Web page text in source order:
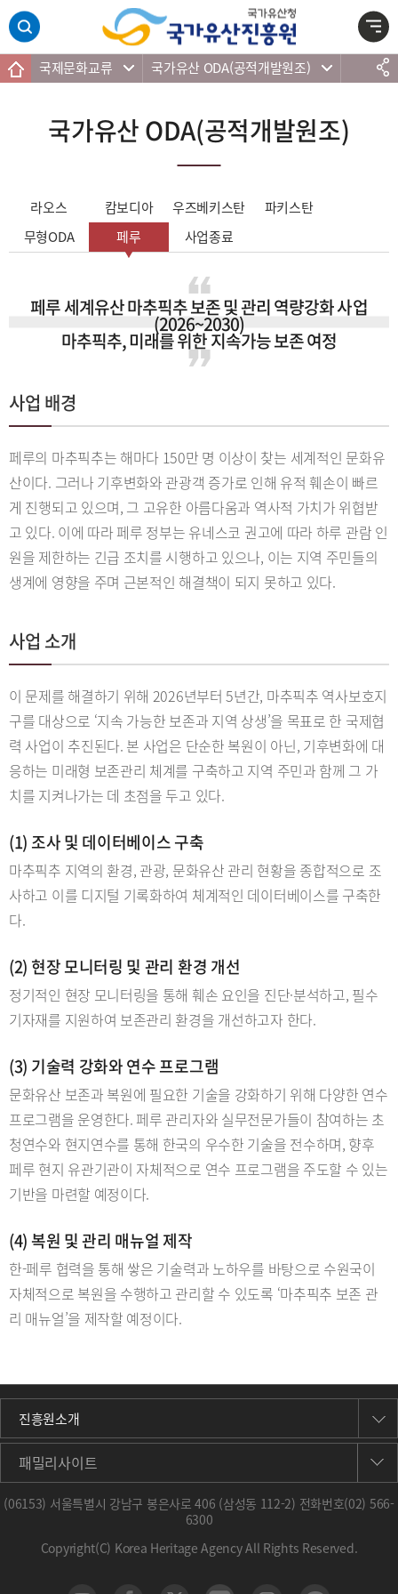
본문 바로가기
주메뉴 바로가기
하단 바로가기
국제문화교류 국가유산 ODA(공적개발원조)
국가유산 ODA(공적개발원조)
라오스 캄보디아 우즈베키스탄
파키스탄
무형ODA
페루 사업종료
페루 세계유산 마추픽추 보존 및 관리 역량강화 사업
(2026~2030)
마추픽추, 미래를 위한 지속가능 보존 여정
사업 배경
페루의 마추픽추는 해마다 150만 명 이상이 찾는 세계적인 문화유
산이다. 그러나 기후변화와 관광객 증가로 인해 유적 훼손이 빠르
게 진행되고 있으며, 그 고유한 아름다움과 역사적 가치가 위협받
고 있다. 이에 따라 페루 정부는 유네스코 권고에 따라 하루 관람 인
원을 제한하는 긴급 조치를 시행하고 있으나, 이는 지역 주민들의
생계에 영향을 주며 근본적인 해결책이 되지 못하고 있다.
사업 소개
이 문제를 해결하기 위해 2026년부터 5년간, 마추픽추 역사보호지
구를 대상으로 ‘지속 가능한 보존과 지역 상생’을 목표로 한 국제협
력 사업이 추진된다. 본 사업은 단순한 복원이 아닌, 기후변화에 대
응하는 미래형 보존관리 체계를 구축하고 지역 주민과 함께 그 가
치를 지켜나가는 데 초점을 두고 있다.
(1) 조사 및 데이터베이스 구축
마추픽추 지역의 환경, 관광, 문화유산 관리 현황을 종합적으로 조
사하고 이를 디지털 기록화하여 체계적인 데이터베이스를 구축한
다.
(2) 현장 모니터링 및 관리 환경 개선
정기적인 현장 모니터링을 통해 훼손 요인을 진단·분석하고, 필수
기자재를 지원하여 보존관리 환경을 개선하고자 한다.
(3) 기술력 강화와 연수 프로그램
문화유산 보존과 복원에 필요한 기술을 강화하기 위해 다양한 연수
프로그램을 운영한다. 페루 관리자와 실무전문가들이 참여하는 초
청연수와 현지연수를 통해 한국의 우수한 기술을 전수하며, 향후
페루 현지 유관기관이 자체적으로 연수 프로그램을 주도할 수 있는
기반을 마련할 예정이다.
(4) 복원 및 관리 매뉴얼 제작
한-페루 협력을 통해 쌓은 기술력과 노하우를 바탕으로 수원국이
자체적으로 복원을 수행하고 관리할 수 있도록 ‘마추픽추 보존 관
리 매뉴얼’을 제작할 예정이다.
진흥원소개
패밀리사이트
(06153) 서울특별시 강남구 봉은사로 406 (삼성동 112-2) 전화번호(02) 566-
6300
Copyright(C) Korea Heritage Agency All Rights Reserved.